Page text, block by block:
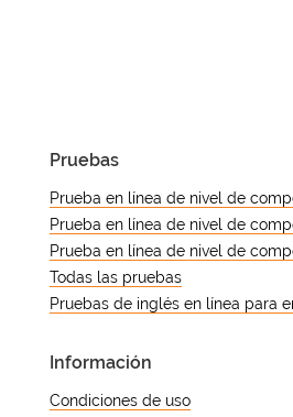
Pruebas
Prueba en línea de nivel de
Prueba en línea de nivel de
Prueba en línea de nivel de
Todas las pruebas
Pruebas de inglés en línea para
Información
Condiciones de uso